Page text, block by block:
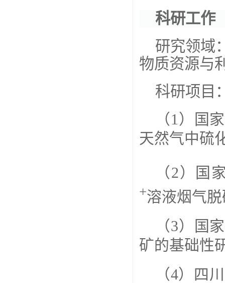
科研工作
研究领域
物质资源与
科研项目
（1 ）国
天然气中硫
（2）国
+溶液烟气
（3）国
矿的基础性
（4）四